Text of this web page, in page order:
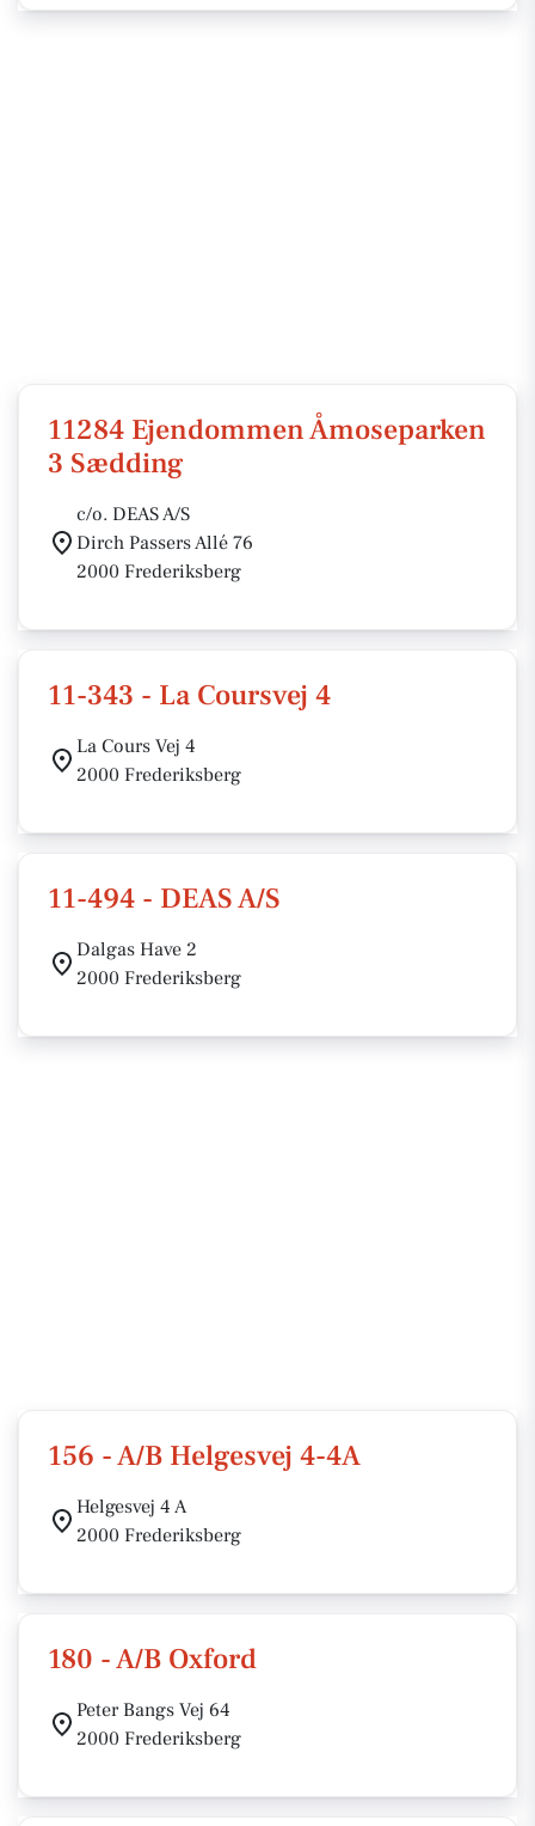
11284 Ejendommen Åmoseparken
3 Sædding
c/o. DEAS A/S
Dirch Passers Allé 76
2000 Frederiksberg
11-343 - La Coursvej 4
La Cours Vej 4
2000 Frederiksberg
11-494 - DEAS A/S
Dalgas Have 2
2000 Frederiksberg
156 - A/B Helgesvej 4-4A
Helgesvej 4 A
2000 Frederiksberg
180 - A/B Oxford
Peter Bangs Vej 64
2000 Frederiksberg